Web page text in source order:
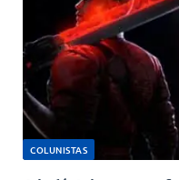
COLUNISTAS